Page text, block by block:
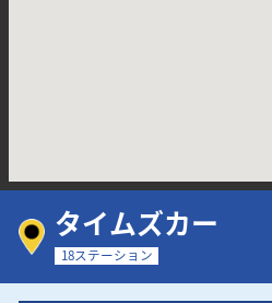
タイムズカー
18ステーション